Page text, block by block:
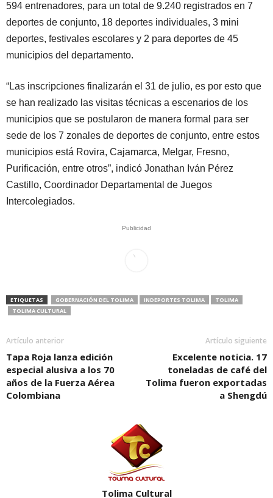
594 entrenadores, para un total de 9.240 registrados en 7
deportes de conjunto, 18 deportes individuales, 3 mini
deportes, festivales escolares y 2 para deportes de 45
municipios del departamento.
“Las inscripciones finalizarán el 31 de julio, es por esto que
se han realizado las visitas técnicas a escenarios de los
municipios que se postularon de manera formal para ser
sede de los 7 zonales de deportes de conjunto, entre estos
municipios está Rovira, Cajamarca, Melgar, Fresno,
Purificación, entre otros”, indicó Jonathan Iván Pérez
Castillo, Coordinador Departamental de Juegos
Intercolegiados.
Publicidad
ETIQUETAS GOBERNACIÓN DEL TOLIMA INDEPORTES TOLIMA
TOLIMA
TOLIMA CULTURAL
Artículo anterior
Tapa Roja lanza edición
especial alusiva a los 70
años de la Fuerza Aérea
Colombiana
Artículo siguiente
Excelente noticia. 17
toneladas de café del
Tolima fueron exportadas
a Shengdú
Tolima Cultural